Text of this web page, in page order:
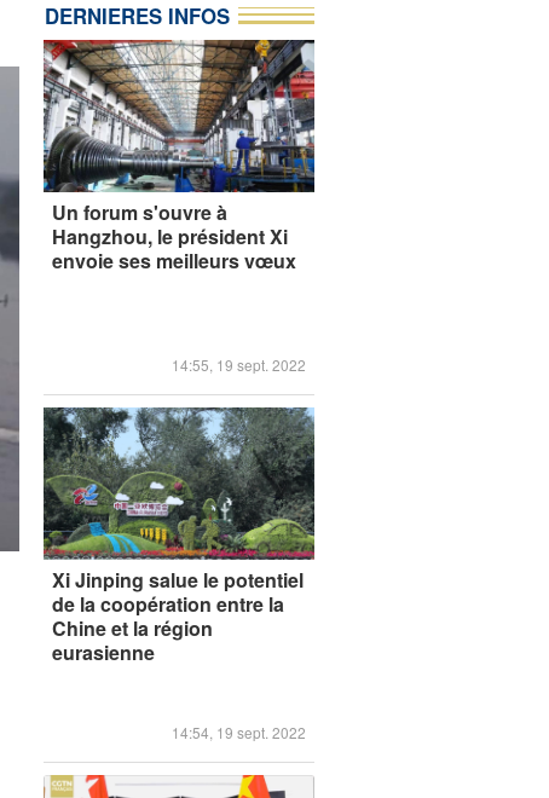
DERNIERES INFOS
Un forum s'ouvre à
Hangzhou, le président Xi
envoie ses meilleurs vœux
14:55, 19 sept. 2022
Xi Jinping salue le potentiel
de la coopération entre la
Chine et la région
eurasienne
14:54, 19 sept. 2022